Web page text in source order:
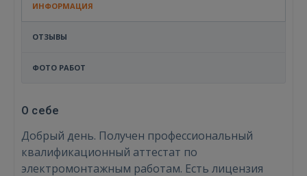
ИНФОРМАЦИЯ
ОТЗЫВЫ
ФОТО РАБОТ
О себе
Добрый день. Получен профессиональный
квалификационный аттестат по
электромонтажным работам. Есть лицензия